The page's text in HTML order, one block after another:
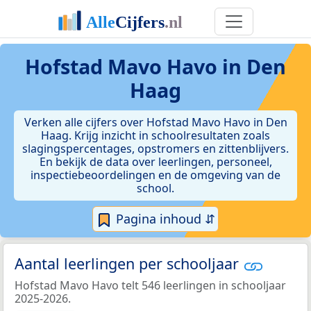
Hofstad Mavo Havo in Den
Haag
Verken alle cijfers over Hofstad Mavo Havo in Den
Haag. Krijg inzicht in schoolresultaten zoals
slagingspercentages, opstromers en zittenblijvers.
En bekijk de data over leerlingen, personeel,
inspectiebeoordelingen en de omgeving van de
school.
Pagina inhoud ⇵
Aantal leerlingen per schooljaar
Hofstad Mavo Havo telt 546 leerlingen in schooljaar
2025-2026.